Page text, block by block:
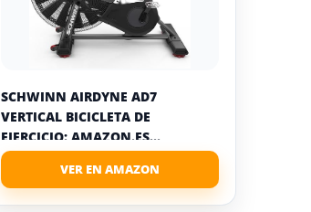
SCHWINN AIRDYNE AD7
VERTICAL BICICLETA DE
EJERCICIO: AMAZON.ES...